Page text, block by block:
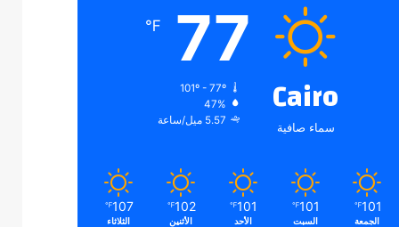
Cairo
سماء صافية
77
℉
101º - 77º
47%
5.57 ميل/ساعة
101
℉
الجمعة
101
℉
السبت
101
℉
الأحد
102
℉
الأثنين
107
℉
الثلاثاء